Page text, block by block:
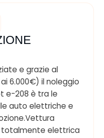
e grazie al
6.000€) il noleggio
e-208 è tra le
auto elettriche e
elettrica